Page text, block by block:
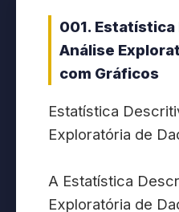
001.
Análise
com Gráficos
Estatística
Exploratória de
A Estatística
Exploratória de